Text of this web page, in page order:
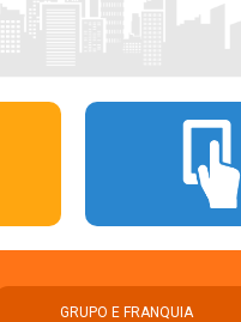
GRUPO E FRANQUIA